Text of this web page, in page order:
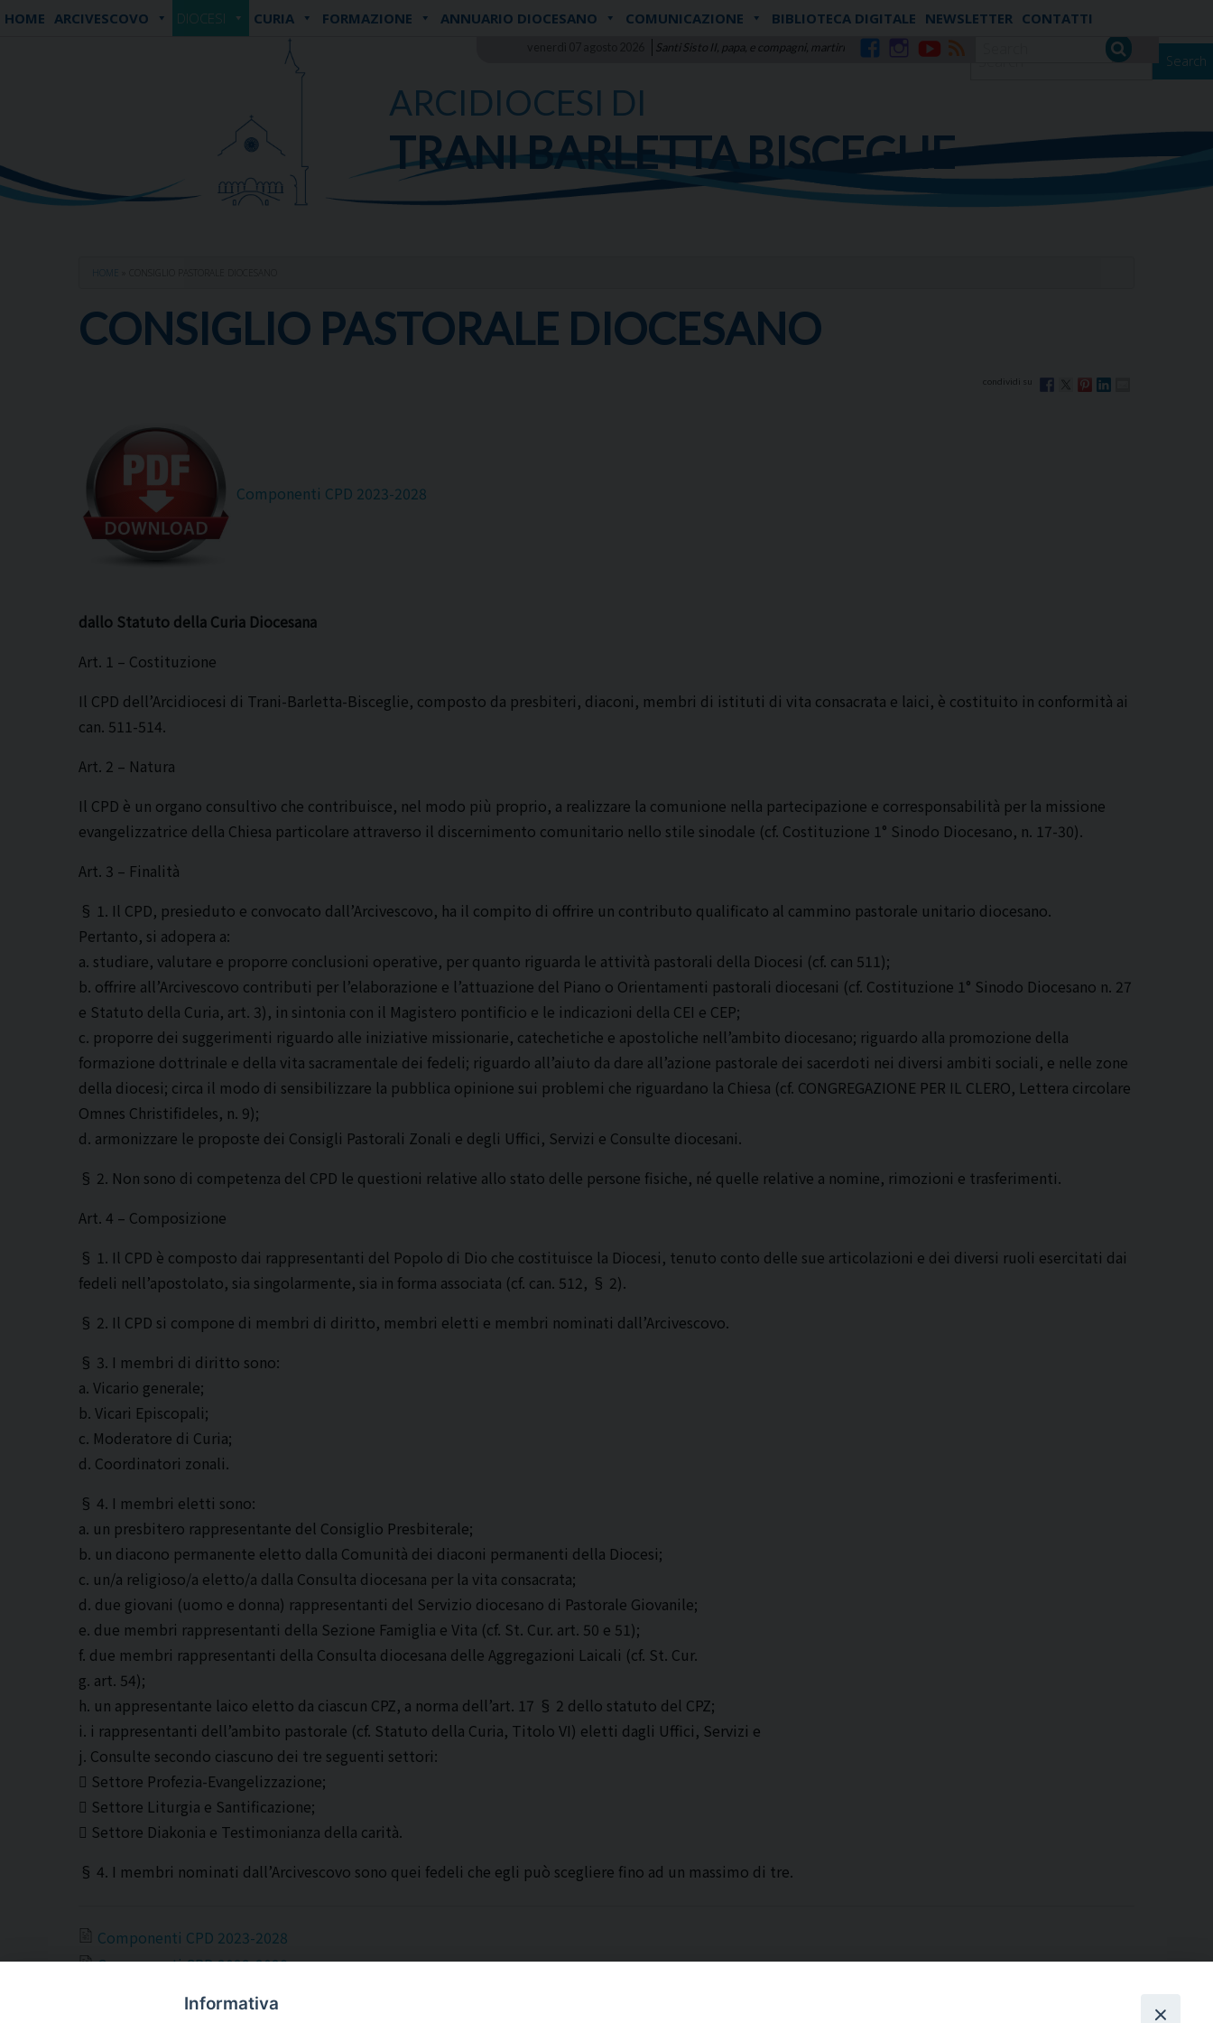
Skip
Santi Sisto II, papa, e compagni, martiri
HOME ARCIVESCOVO DIOCESI CURIA FORMAZIONE ANNUARIO DIOCESANO COMUNICAZIONE BIBLIOTECA DIGITALE NEWSLETTER CONTATTI
Search
ARCIDIOCESI DI
TRANI BARLETTA BISCEGLIE
HOME
CONSIGLIO PASTORALE DIOCESANO
Componenti CPD 2023-2028
dallo Statuto della Curia Diocesana
Art. 1 – Costituzione
Il CPD dell’Arcidiocesi di Trani-Barletta-Bisceglie, composto da presbiteri, diaconi, membri di istituti di vita consacrata e laici, è costituito in conformità ai
can. 511-514.
Art. 2 – Natura
Il CPD è un organo consultivo che contribuisce, nel modo più proprio, a realizzare la comunione nella partecipazione e corresponsabilità per la missione
evangelizzatrice della Chiesa particolare attraverso il discernimento comunitario nello stile sinodale (cf. Costituzione 1° Sinodo Diocesano, n. 17-30).
Art. 3 – Finalità
§ 1. Il CPD, presieduto e convocato dall’Arcivescovo, ha il compito di offrire un contributo qualificato al cammino pastorale unitario diocesano.
Pertanto, si adopera a:
a. studiare, valutare e proporre conclusioni operative, per quanto riguarda le attività pastorali della Diocesi (cf. can 511);
b. offrire all’Arcivescovo contributi per l’elaborazione e l’attuazione del Piano o Orientamenti pastorali diocesani (cf. Costituzione 1° Sinodo Diocesano n. 27
e Statuto della Curia, art. 3), in sintonia con il Magistero pontificio e le indicazioni della CEI e CEP;
c. proporre dei suggerimenti riguardo alle iniziative missionarie, catechetiche e apostoliche nell’ambito diocesano; riguardo alla promozione della
formazione dottrinale e della vita sacramentale dei fedeli; riguardo all’aiuto da dare all’azione pastorale dei sacerdoti nei diversi ambiti sociali, e nelle zone
della diocesi; circa il modo di sensibilizzare la pubblica opinione sui problemi che riguardano la Chiesa (cf. CONGREGAZIONE PER IL CLERO, Lettera circolare
Omnes Christifideles, n. 9);
d. armonizzare le proposte dei Consigli Pastorali Zonali e degli Uffici, Servizi e Consulte diocesani.
§ 2. Non sono di competenza del CPD le questioni relative allo stato delle persone fisiche, né quelle relative a nomine, rimozioni e trasferimenti.
Art. 4 – Composizione
§ 1. Il CPD è composto dai rappresentanti del Popolo di Dio che costituisce la Diocesi, tenuto conto delle sue articolazioni e dei diversi ruoli esercitati dai
fedeli nell’apostolato, sia singolarmente, sia in forma associata (cf. can. 512, § 2).
§ 2. Il CPD si compone di membri di diritto, membri eletti e membri nominati dall’Arcivescovo.
§ 3. I membri di diritto sono:
a. Vicario generale;
b. Vicari Episcopali;
c. Moderatore di Curia;
d. Coordinatori zonali.
§ 4. I membri eletti sono:
a. un presbitero rappresentante del Consiglio Presbiterale;
b. un diacono permanente eletto dalla Comunità dei diaconi permanenti della Diocesi;
c. un/a religioso/a eletto/a dalla Consulta diocesana per la vita consacrata;
d. due giovani (uomo e donna) rappresentanti del Servizio diocesano di Pastorale Giovanile;
e. due membri rappresentanti della Sezione Famiglia e Vita (cf. St. Cur. art. 50 e 51);
f. due membri rappresentanti della Consulta diocesana delle Aggregazioni Laicali (cf. St. Cur.
g. art. 54);
h. un appresentante laico eletto da ciascun CPZ, a norma dell’art. 17 § 2 dello statuto del CPZ;
i. i rappresentanti dell’ambito pastorale (cf. Statuto della Curia, Titolo VI) eletti dagli Uffici, Servizi e
j. Consulte secondo ciascuno dei tre seguenti settori:
 Settore Profezia-Evangelizzazione;
 Settore Liturgia e Santificazione;
 Settore Diakonia e Testimonianza della carità.
§ 4. I membri nominati dall’Arcivescovo sono quei fedeli che egli può scegliere fino ad un massimo di tre.
Componenti CPD 2023-2028
Componenti CPD 2023-2028
Informativa